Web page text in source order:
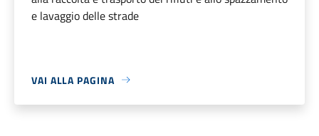
e lavaggio delle strade
VAI ALLA PAGINA